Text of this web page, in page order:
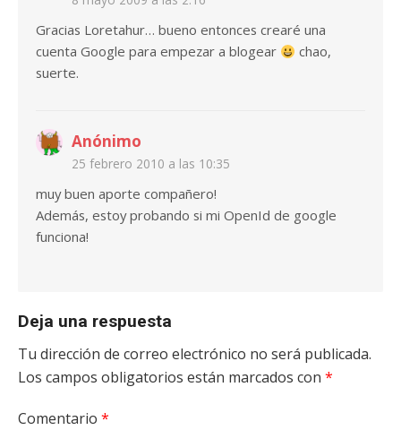
Gracias Loretahur… bueno entonces crearé una
cuenta Google para empezar a blogear
chao,
suerte.
Anónimo
25 febrero 2010 a las 10:35
muy buen aporte compañero!
Además, estoy probando si mi OpenId de google
funciona!
Deja una respuesta
Tu dirección de correo electrónico no será publicada.
Los campos obligatorios están marcados con *
Comentario *